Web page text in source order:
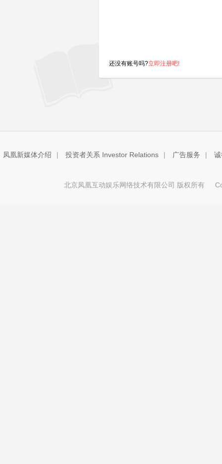
还没有账号吗?立即注册吧!
凤凰新媒体介绍 | 投资者关系 Investor Relations | 广告服务 |
北京凤凰互动娱乐网络技术有限公司 版权所有